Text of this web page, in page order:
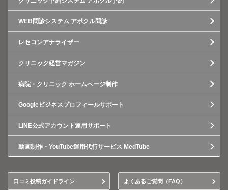
WEB問診システム アポクル問診
レセコンアナライザー
クリニック経営マガジン
病院・クリニック ホームページ制作
Googleビジネスプロフィールサポート
LINE公式アカウント運用サポート
動画制作・YouTube運用代行サービス MedTube
口コミ投稿ガイドライン よくあるご質問（FAQ）